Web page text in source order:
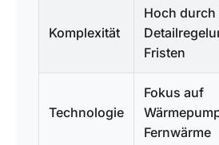
Komplexität
Hoch durch
Fristen
Technologie
Fokus auf
Fernwärme